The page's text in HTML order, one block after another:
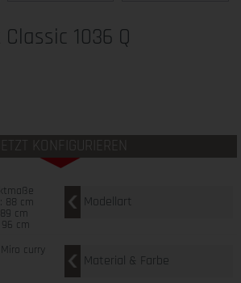
1036 Q
JETZT KONFIGURIEREN
88 cm
cm
cm
Modellart
curry
Material & Farbe